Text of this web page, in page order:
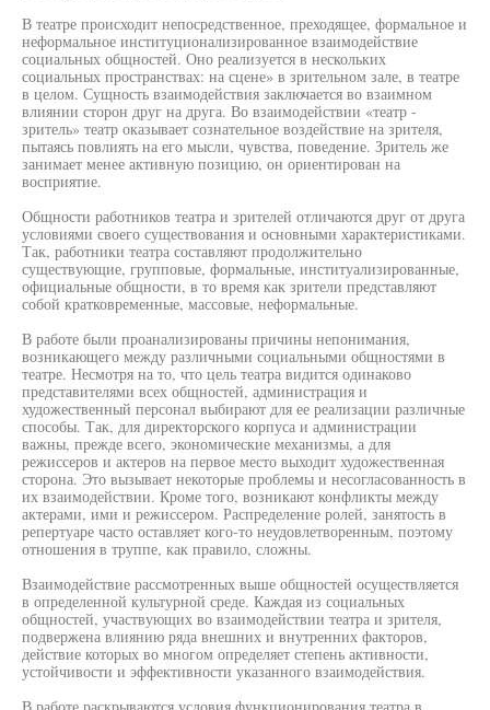
В театре происходит непосредственное, преходящее, формальное и
неформальное институционализированное взаимодействие
социальных общностей. Оно реализуется в нескольких
социальных пространствах: на сцене» в зрительном зале, в театре
в целом. Сущность взаимодействия заключается во взаимном
влиянии сторон друг на друга. Во взаимодействии «театр -
зритель» театр оказывает сознательное воздействие на зрителя,
пытаясь повлиять на его мысли, чувства, поведение. Зритель же
занимает менее активную позицию, он ориентирован на
восприятие.
Общности работников театра и зрителей отличаются друг от друга
условиями своего существования и основными характеристиками.
Так, работники театра составляют продолжительно
существующие, групповые, формальные, институализированные,
официальные общности, в то время как зрители представляют
собой кратковременные, массовые, неформальные.
В работе были проанализированы причины непонимания,
возникающего между различными социальными общностями в
театре. Несмотря на то, что цель театра видится одинаково
представителями всех общностей, администрация и
художественный персонал выбирают для ее реализации различные
способы. Так, для директорского корпуса и администрации
важны, прежде всего, экономические механизмы, а для
режиссеров и актеров на первое место выходит художественная
сторона. Это вызывает некоторые проблемы и несогласованность в
их взаимодействии. Кроме того, возникают конфликты между
актерами, ими и режиссером. Распределение ролей, занятость в
репертуаре часто оставляет кого-то неудовлетворенным, поэтому
отношения в труппе, как правило, сложны.
Взаимодействие рассмотренных выше общностей осуществляется
в определенной культурной среде. Каждая из социальных
общностей, участвующих во взаимодействии театра и зрителя,
подвержена влиянию ряда внешних и внутренних факторов,
действие которых во многом определяет степень активности,
устойчивости и эффективности указанного взаимодействия.